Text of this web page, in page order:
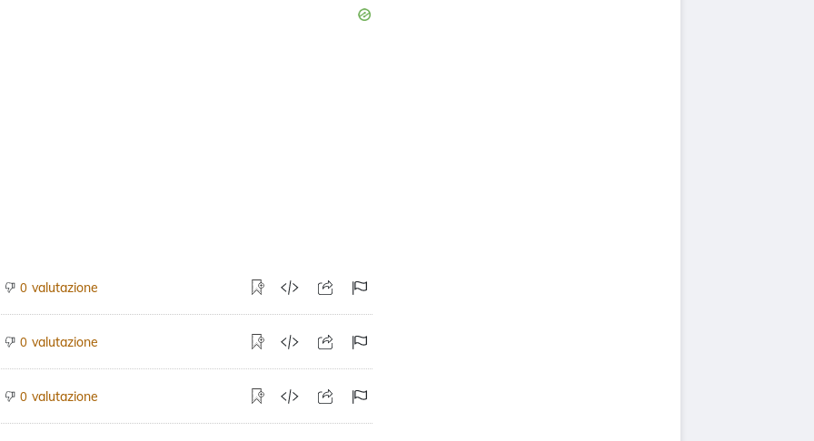
0 valutazione
0 valutazione
0 valutazione